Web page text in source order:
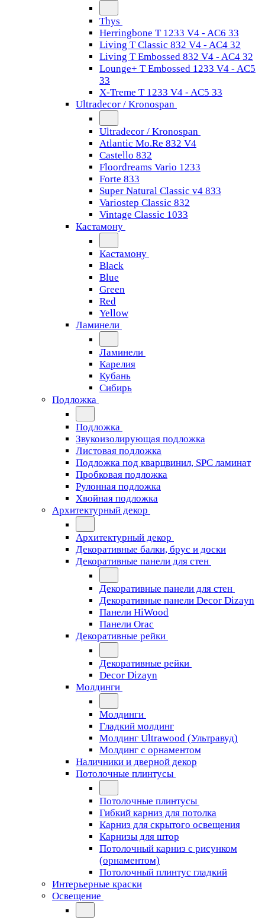
Thys
Herringbone T 1233 V4 - AC6 33
Living T Classic 832 V4 - AC4 32
Living T Embossed 832 V4 - AC4 32
Lounge+ T Embossed 1233 V4 - AC5
33
X-Treme T 1233 V4 - AC5 33
Ultradecor / Kronospan
Ultradecor / Kronospan
Atlantic Mo.Re 832 V4
Castello 832
Floordreams Vario 1233
Forte 833
Super Natural Classic v4 833
Variostep Classic 832
Vintage Classic 1033
Кастамону
Кастамону
Black
Blue
Green
Red
Yellow
Ламинели
Ламинели
Карелия
Кубань
Сибирь
Подложка
Подложка
Звукоизолирующая подложка
Листовая подложка
Подложка под кварцвинил, SPC ламинат
Пробковая подложка
Рулонная подложка
Хвойная подложка
Архитектурный декор
Архитектурный декор
Декоративные балки, брус и доски
Декоративные панели для стен
Декоративные панели для стен
Декоративные панели Decor Dizayn
Панели HiWood
Панели Orac
Декоративные рейки
Декоративные рейки
Decor Dizayn
Молдинги
Молдинги
Гладкий молдинг
Молдинг Ultrawood (Ультравуд)
Молдинг с орнаментом
Наличники и дверной декор
Потолочные плинтусы
Потолочные плинтусы
Гибкий карниз для потолка
Карниз для скрытого освещения
Карнизы для штор
Потолочный карниз с рисунком
(орнаментом)
Потолочный плинтус гладкий
Интерьерные краски
Освещение